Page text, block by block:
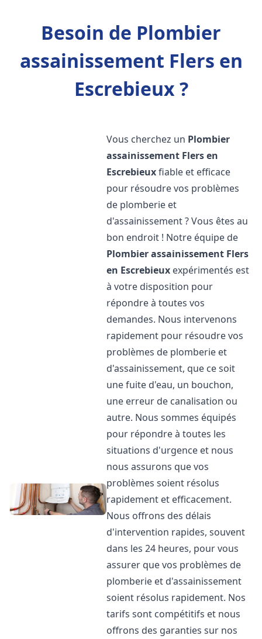
Besoin de Plombier
assainissement Flers en
Escrebieux ?
Vous cherchez un Plombier
assainissement Flers en
Escrebieuxfiable et efficace
pour résoudre vos problèmes
de plomberie et
d'assainissement ? Vous êtes au
bon endroit ! Notre équipe de
Plombier assainissement Flers
en Escrebieux expérimentés est
à votre disposition pour
répondre à toutes vos
demandes. Nous intervenons
rapidement pour résoudre vos
problèmes de plomberie et
d'assainissement, que ce soit
une fuite d'eau, un bouchon,
une erreur de canalisation ou
autre. Nous sommes équipés
pour répondre à toutes les
situations d'urgence et nous
nous assurons que vos
problèmes soient résolus
rapidement et efficacement.
Nous offrons des délais
d'intervention rapides, souvent
dans les 24 heures, pour vous
assurer que vos problèmes de
plomberie et d'assainissement
soient résolus rapidement. Nos
tarifs sont compétitifs et nous
offrons des garanties sur nos